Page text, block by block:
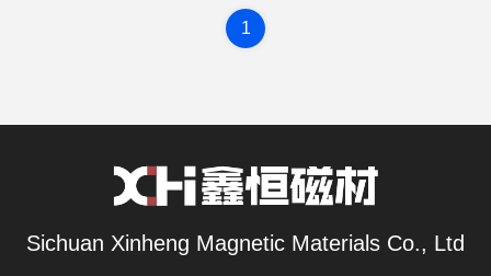
1
Sichuan Xinheng Magnetic Materials Co., Ltd